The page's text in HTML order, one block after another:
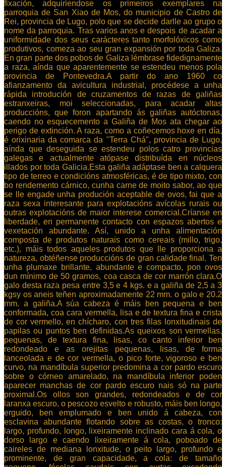
fixación, adquiriendose os primeiros exemplares na
parroquia de San Xiao de Mos, do municipio de Castro de
Rei, provincia de Lugo, polo que se decide darlle ao grupo o
nome da parroquia. Tras varios anos e despois de acadar a
uniformidade dos seus carácteres tanto morfolóxicos como
produtivos, comeza ao seu gran expansión por toda Galiza.
En gran parte dos pobos de Galiza lémbrase fidedignamente
a raza, aínda que aparentemente se estendeu menos pola
provincia de Pontevedra.A partir do ano 1960 co
afianzamento da avicultura industrial, procédese a unha
rápida introdución de cruzamentos de razas de galiñas
estranxeiras, moi seleccionadas, para acadar altas
produccións, que foron apartando ás galiñas autóctonas,
caendo no esquecemento a Galiña de Mos ata chegar ao
perigo de extinción. A raza, como a coñecemos hoxe en día,
é orixinaria da comarca da "Terra Chá", provincia de Lugo,
aínda que deseguida se estendeu polos catro provincias
galegas e actualmente atópase distribuída en núcleos
illados por toda Galicia.Esta galiña adáptase ben a calquera
tipo de terreo e condicións atmosféricas, é de tipo mixto, con
bo rendemento cárnico, cunha carne de moito sabor, ao que
se lle engade unha produción aceptable de ovos, fai que a
raza sexa interesante para explotacións avícolas rurais ou
outras explotacións de maior interese comercial.Críanse en
liberdade, en permanente contacto con espazos abertos e
vexetación abundante. Así, unido a unha alimentación
composta de produtos naturais como cereais (millo, trigo,
etc.), máis todos aqueles produtos que lle proporciona a
natureza, obtéñense produccións de gran calidade final. Ten
unha plumaxe brillante, abundante e compacto, pon ovos
dun mínimo de 50 gramos, coa casca de cor marrón clara.O
galo desta raza pesa entre 3,5 e 4 kgs. e a galiña de 2,5 a 3
kgsy os aneis teñen aproximadamente 22 mm. o galo e 20.2
mm. a galiña.A súa cabeza é máis ben pequena e ben
conformada, coa cara vermella, lisa e de textura fina e crista
de cor vermello, en chícharo, con tres filas lonxitudinais de
papilas ou puntos ben definidas.As queixos son vermellas,
pequenas, de textura fina, lisas, co canto inferior ben
redondeado e as orejitas pequenas, lisas, de forma
lanceolada e de cor vermella, o pico forte, vigoroso e ben
curvo, na mandíbula superior predomina a cor pardo escuro
sobre o córneo amarelado, na mandíbula inferior poden
aparecer manchas de cor pardo escuro nais só na parte
proximal.Os ollos son grandes, redondeados e de cor
laranxa escuro, o pescozo esvelto e robusto, máis ben longo,
erguido, ben emplumado e ben unido á cabeza, con
esclavina abundante flotando sobre as costas, o tronco:
largo, profundo, longo, lixeiramente inclinado cara á cola, o
dorso largo e caendo lixeiramente á cola, poboado de
caireles de mediana lonxitude, o peito largo, profundo e
prominente, de gran capacidade, a cola: de tamaño